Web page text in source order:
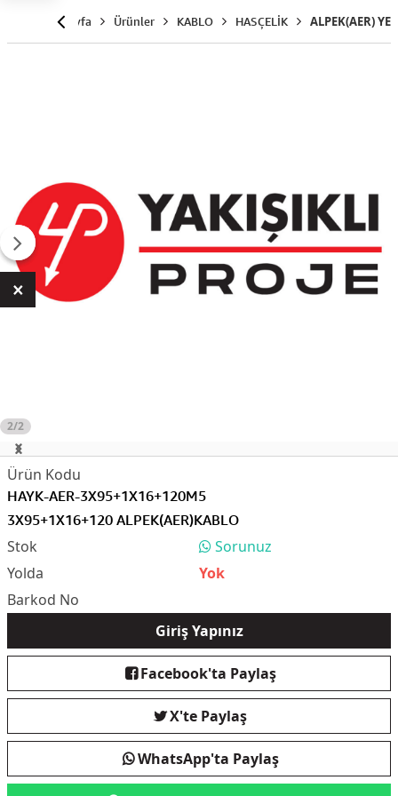
Anasayfa Ürünler KABLO HASÇELİK ALPEK(AER)
2/2
HAYK-AER-3X95+1X16+120M5
3X95+1X16+120 ALPEK(AER)KABLO
Sorunuz
Yok
Giriş Yapınız
Facebook'ta Paylaş
X'te Paylaş
WhatsApp'ta Paylaş
×